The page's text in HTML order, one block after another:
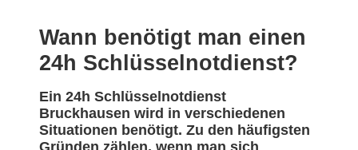
Wann benötigt man einen
24h Schlüsselnotdienst?
Ein 24h Schlüsselnotdienst
Bruckhausen wird in verschiedenen
Situationen benötigt. Zu den häufigsten